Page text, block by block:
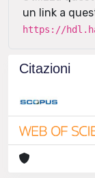
un link a
https://
Citazioni